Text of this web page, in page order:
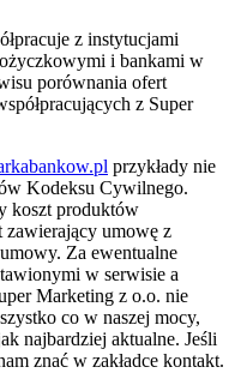
z instytucjami
i bankami w
porównania ofert
z Super
przykłady nie
Kodeksu Cywilnego.
koszt produktów
zawierający umowę z
Za ewentualne
w serwisie a
Marketing z o.o. nie
co w naszej mocy,
najbardziej aktualne. Jeśli
znać w zakładce kontakt.